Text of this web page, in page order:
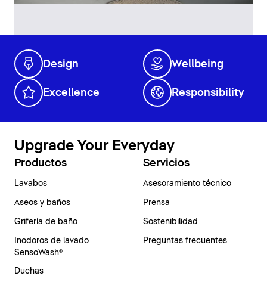
Design Wellbeing
Excellence Responsibility
Upgrade Your Everyday
Productos
Lavabos
Aseos y baños
Grifería de baño
Inodoros de lavado
SensoWash®
Duchas
Servicios
Asesoramiento técnico
Prensa
Sostenibilidad
Preguntas frecuentes